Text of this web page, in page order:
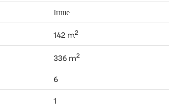
Інше
142 m2
336 m2
6
1